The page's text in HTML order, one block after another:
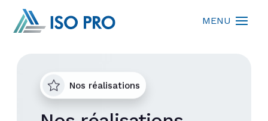
Nos réalisations